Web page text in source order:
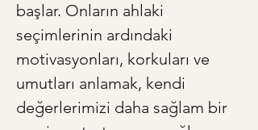
başlar. Onların ahlaki
seçimlerinin ardındaki
motivasyonları, korkuları ve
umutları anlamak, kendi
değerlerimizi daha sağlam bir